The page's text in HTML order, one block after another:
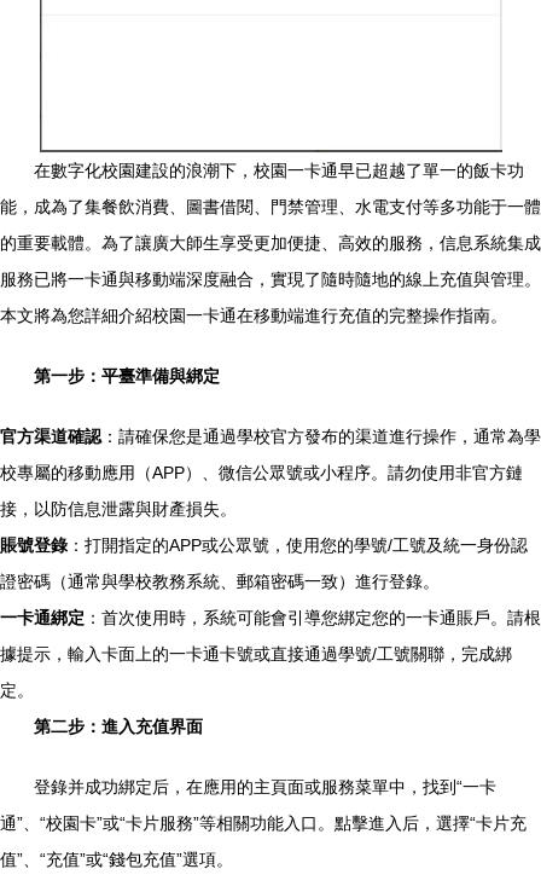
在數字化校園建設的浪潮下，校園一卡通早已超越了單一的飯卡功
能，成為了集餐飲消費、圖書借閱、門禁管理、水電支付等多功能于一體
的重要載體。為了讓廣大師生享受更加便捷、高效的服務，信息系統集成
服務已將一卡通與移動端深度融合，實現了隨時隨地的線上充值與管理。
本文將為您詳細介紹校園一卡通在移動端進行充值的完整操作指南。
第一步：平臺準備與綁定
官方渠道確認 ：請確保您是通過學校官方發布的渠道進行操作，通常為學
校專屬的移動應用（APP）、微信公眾號或小程序。請勿使用非官方鏈
接，以防信息泄露與財產損失。
賬號登錄 ：打開指定的APP或公眾號，使用您的學號/工號及統一身份認
證密碼（通常與學校教務系統、郵箱密碼一致）進行登錄。
一卡通綁定 ：首次使用時，系統可能會引導您綁定您的一卡通賬戶。請根
據提示，輸入卡面上的一卡通卡號或直接通過學號/工號關聯，完成綁
定。
第二步：進入充值界面
登錄并成功綁定后，在應用的主頁面或服務菜單中，找到“一卡
通”、“校園卡”或“卡片服務”等相關功能入口。點擊進入后，選擇“卡片充
值”、“充值”或“錢包充值”選項。